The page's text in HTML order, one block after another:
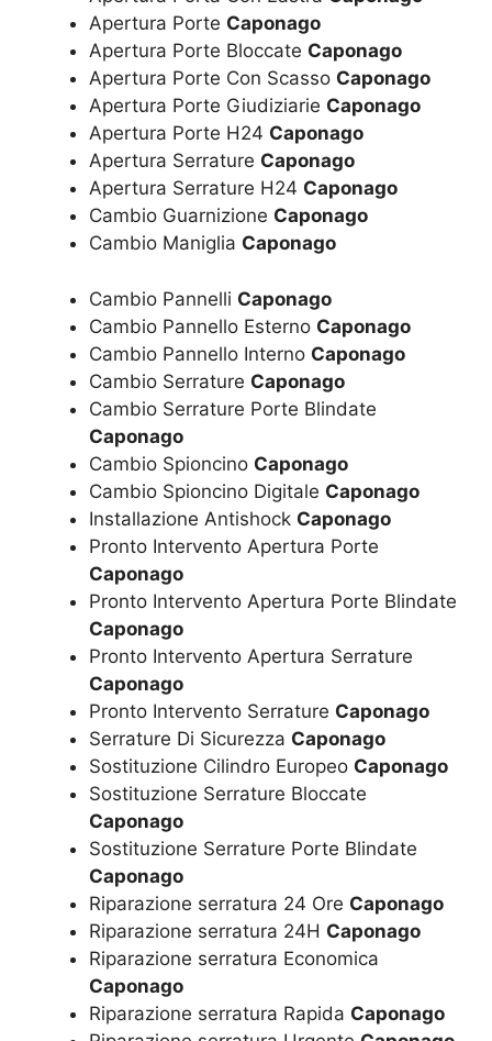
Apertura Porte Caponago
Apertura Porte Bloccate Caponago
Apertura Porte Con Scasso Caponago
Apertura Porte Giudiziarie Caponago
Apertura Porte H24 Caponago
Apertura Serrature Caponago
Apertura Serrature H24 Caponago
Cambio Guarnizione Caponago
Cambio Maniglia Caponago
Cambio Pannelli Caponago
Cambio Pannello Esterno Caponago
Cambio Pannello Interno Caponago
Cambio Serrature Caponago
Cambio Serrature Porte Blindate
Caponago
Cambio Spioncino Caponago
Cambio Spioncino Digitale Caponago
Installazione Antishock Caponago
Pronto Intervento Apertura Porte
Caponago
Pronto Intervento Apertura Porte Blindate
Caponago
Pronto Intervento Apertura Serrature
Caponago
Pronto Intervento Serrature Caponago
Serrature Di Sicurezza Caponago
Sostituzione Cilindro Europeo Caponago
Sostituzione Serrature Bloccate
Caponago
Sostituzione Serrature Porte Blindate
Caponago
Riparazione serratura 24 Ore Caponago
Riparazione serratura 24H Caponago
Riparazione serratura Economica
Caponago
Riparazione serratura Rapida Caponago